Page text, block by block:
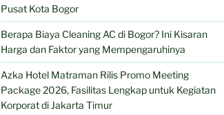
Pusat Kota Bogor
Berapa Biaya Cleaning AC di Bogor? Ini Kisaran
Harga dan Faktor yang Mempengaruhinya
Azka Hotel Matraman Rilis Promo Meeting
Package 2026, Fasilitas Lengkap untuk Kegiatan
Korporat di Jakarta Timur